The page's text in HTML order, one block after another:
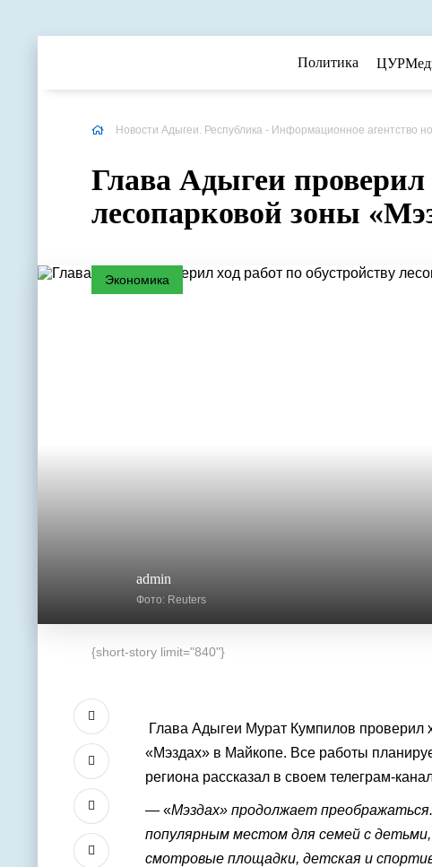
Политика
Новости Адыгеи. Республика - Информационное агентство
Глава Адыгеи проверил
лесопарковой зоны
Экономика
admin
Фото: Reuters
{short-story limit="840"}
Глава Адыгеи Мурат Кумпилов проверил
«Мэздах» в Майкопе. Все работы
региона рассказал в своем телеграм-
— «Мэздах» продолжает
популярным местом для семей с
смотровые площадки, детская и